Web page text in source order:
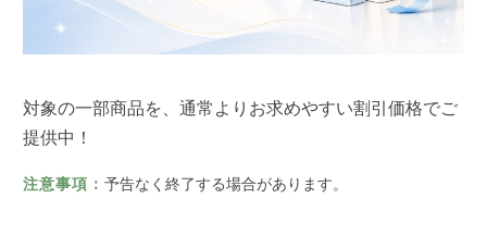
対象の一部商品を、通常よりお求めやすい割引価格でご
提供中！
注意事項： 予告なく終了する場合があります。